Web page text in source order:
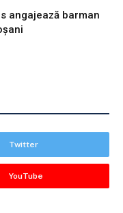
angajează barman
Twitter
YouTube